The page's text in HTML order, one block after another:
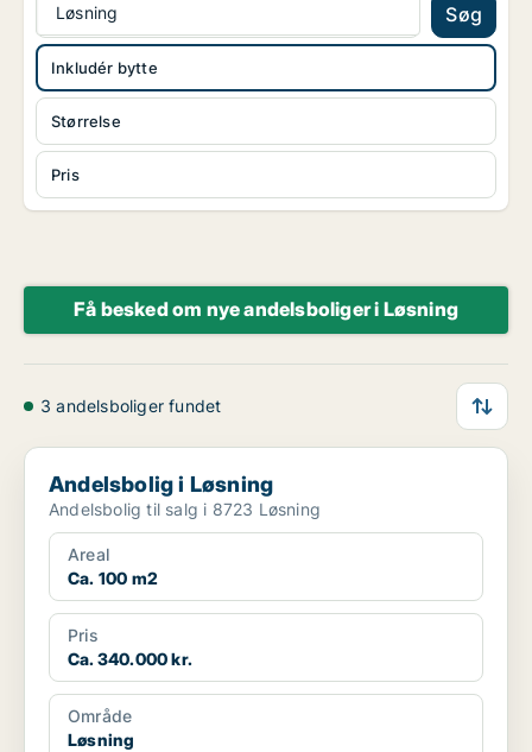
Løsning Søg
Størrelse
Pris
Inkludér bytte
Få besked om nye andelsboliger i Løsning
3 andelsboliger fundet
Andelsbolig i Løsning
Andelsbolig i Løsning
Andelsbolig til salg i 8723 Løsning
Areal
Ca. 100 m2
Pris
Ca. 340.000 kr.
Område
Løsning